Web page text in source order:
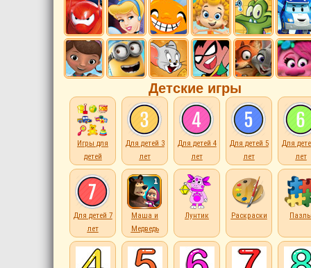
Детские игры
Игры для
детей
Для детей 3
лет
Для детей 4
лет
Для детей 5
лет
Для
лет
Для детей 7
лет
Маша и
Медведь
Лунтик Раскраски Пазлы